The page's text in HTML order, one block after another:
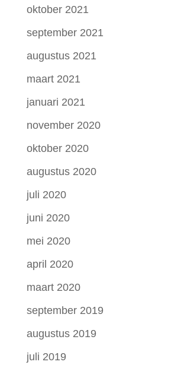
oktober 2021
september 2021
augustus 2021
maart 2021
januari 2021
november 2020
oktober 2020
augustus 2020
juli 2020
juni 2020
mei 2020
april 2020
maart 2020
september 2019
augustus 2019
juli 2019